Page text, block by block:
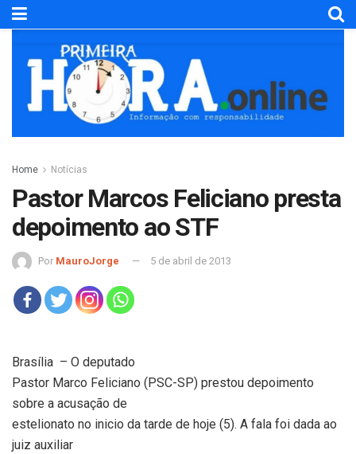
Home Notícias
Pastor Marcos Feliciano presta
depoimento ao STF
Por MauroJorge 5 de abril de 2013
Brasília – O deputado
Pastor Marco Feliciano (PSC-SP) prestou depoimento
sobre a acusação de
estelionato no inicio da tarde de hoje (5). A fala foi dada ao
juiz auxiliar